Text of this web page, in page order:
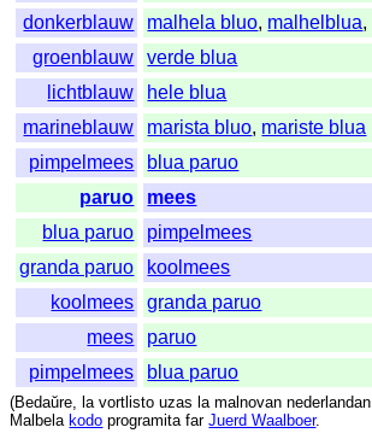
donkerblauw
malhela bluo, malhelblua,
groenblauw
verde blua
lichtblauw
hele blua
marineblauw
marista bluo, mariste blua
pimpelmees
blua paruo
paruo
mees
blua paruo
pimpelmees
granda paruo
koolmees
koolmees
granda paruo
mees
paruo
pimpelmees
blua paruo
(Bedaŭre, la vortlisto uzas la malnovan nederlandan
Malbela kodo programita far Juerd Waalboer.